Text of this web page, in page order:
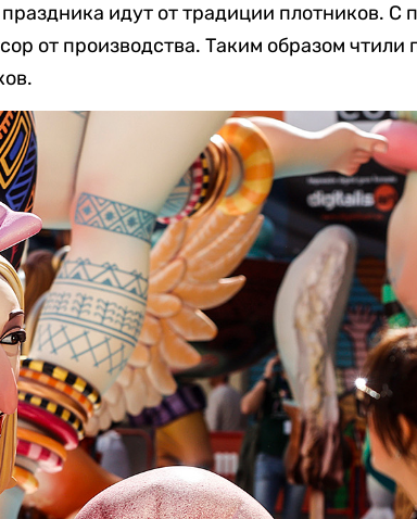
праздника идут от традиции плотников.
от производства. Таким образом